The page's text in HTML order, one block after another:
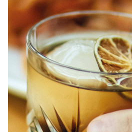
RÉSERVER
À PROPOS
TRAITEUR ÉVÉNEMENTIEL NOUS